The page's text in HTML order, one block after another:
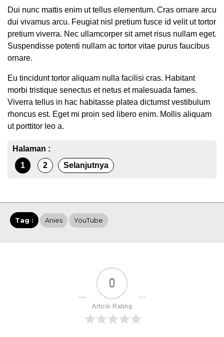
Dui nunc mattis enim ut tellus elementum. Cras ornare arcu
dui vivamus arcu. Feugiat nisl pretium fusce id velit ut tortor
pretium viverra. Nec ullamcorper sit amet risus nullam eget.
Suspendisse potenti nullam ac tortor vitae purus faucibus
ornare.
Eu tincidunt tortor aliquam nulla facilisi cras. Habitant
morbi tristique senectus et netus et malesuada fames.
Viverra tellus in hac habitasse platea dictumst vestibulum
rhoncus est. Eget mi proin sed libero enim. Mollis aliquam
ut porttitor leo a.
Halaman :
1
2 Selanjutnya
Tag : Anies YouTube
0
Article Rating